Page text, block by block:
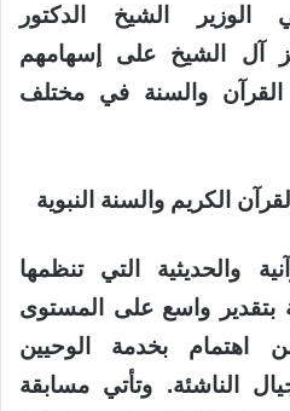
الوزير الشيخ الدكتور
آل الشيخ على إسهامهم
القرآن والسنة في مختلف
الكريم والسنة النبوية
والحديثية التي تنظمها
بتقدير واسع على المستوى
اهتمام بخدمة الوحيين
الناشئة. وتأتي مسابقة